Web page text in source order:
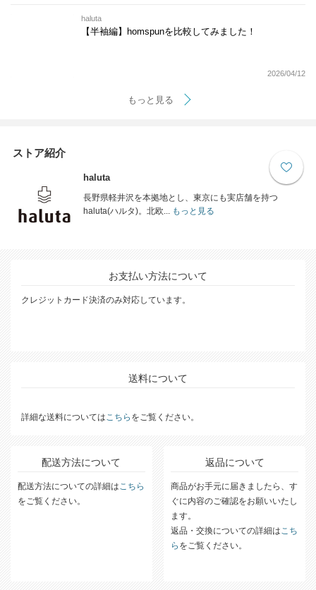
haluta
【半袖編】homspunを比較してみました！
2026/04/12
もっと見る
ストア紹介
haluta
長野県軽井沢を本拠地とし、東京にも実店舗を持つ
haluta(ハルタ)。北欧...もっと見る
お支払い方法について
クレジットカード決済のみ対応しています。
送料について
詳細な送料についてはこちら をご覧ください。
配送方法について
配送方法についての詳細はこちら
をご覧ください。
返品について
商品がお手元に届きましたら、す
ぐに内容のご確認をお願いいたし
ます。
返品・交換についての詳細はこち
ら をご覧ください。